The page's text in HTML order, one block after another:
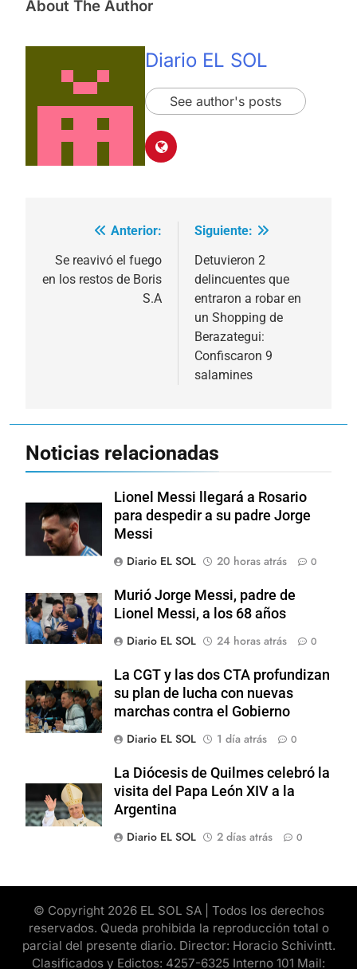
About The Author
Diario EL SOL
See author's posts
Navegación
de
Anterior:
Se reavivó el fuego
en los restos de Boris
S.A
Siguiente:
Detuvieron 2
delincuentes que
entraron a robar en
un Shopping de
Berazategui:
Confiscaron 9
salamines
Noticias relacionadas
Lionel Messi llegará a Rosario
para despedir a su padre Jorge
Messi
Diario EL SOL
20 horas atrás 0
Murió Jorge Messi, padre de
Lionel Messi, a los 68 años
Diario EL SOL
24 horas atrás 0
La CGT y las dos CTA profundizan
su plan de lucha con nuevas
marchas contra el Gobierno
Diario EL SOL
1 día atrás 0
La Diócesis de Quilmes celebró la
visita del Papa León XIV a la
Argentina
Diario EL SOL
2 días atrás 0
© Copyright 2026 EL SOL SA | Todos los derechos
reservados. Queda prohibida la reproducción total o
parcial del presente diario. Director: Horacio Schivintt.
Clasificados y Edictos: 4257-6325 Interno 101 Mail: